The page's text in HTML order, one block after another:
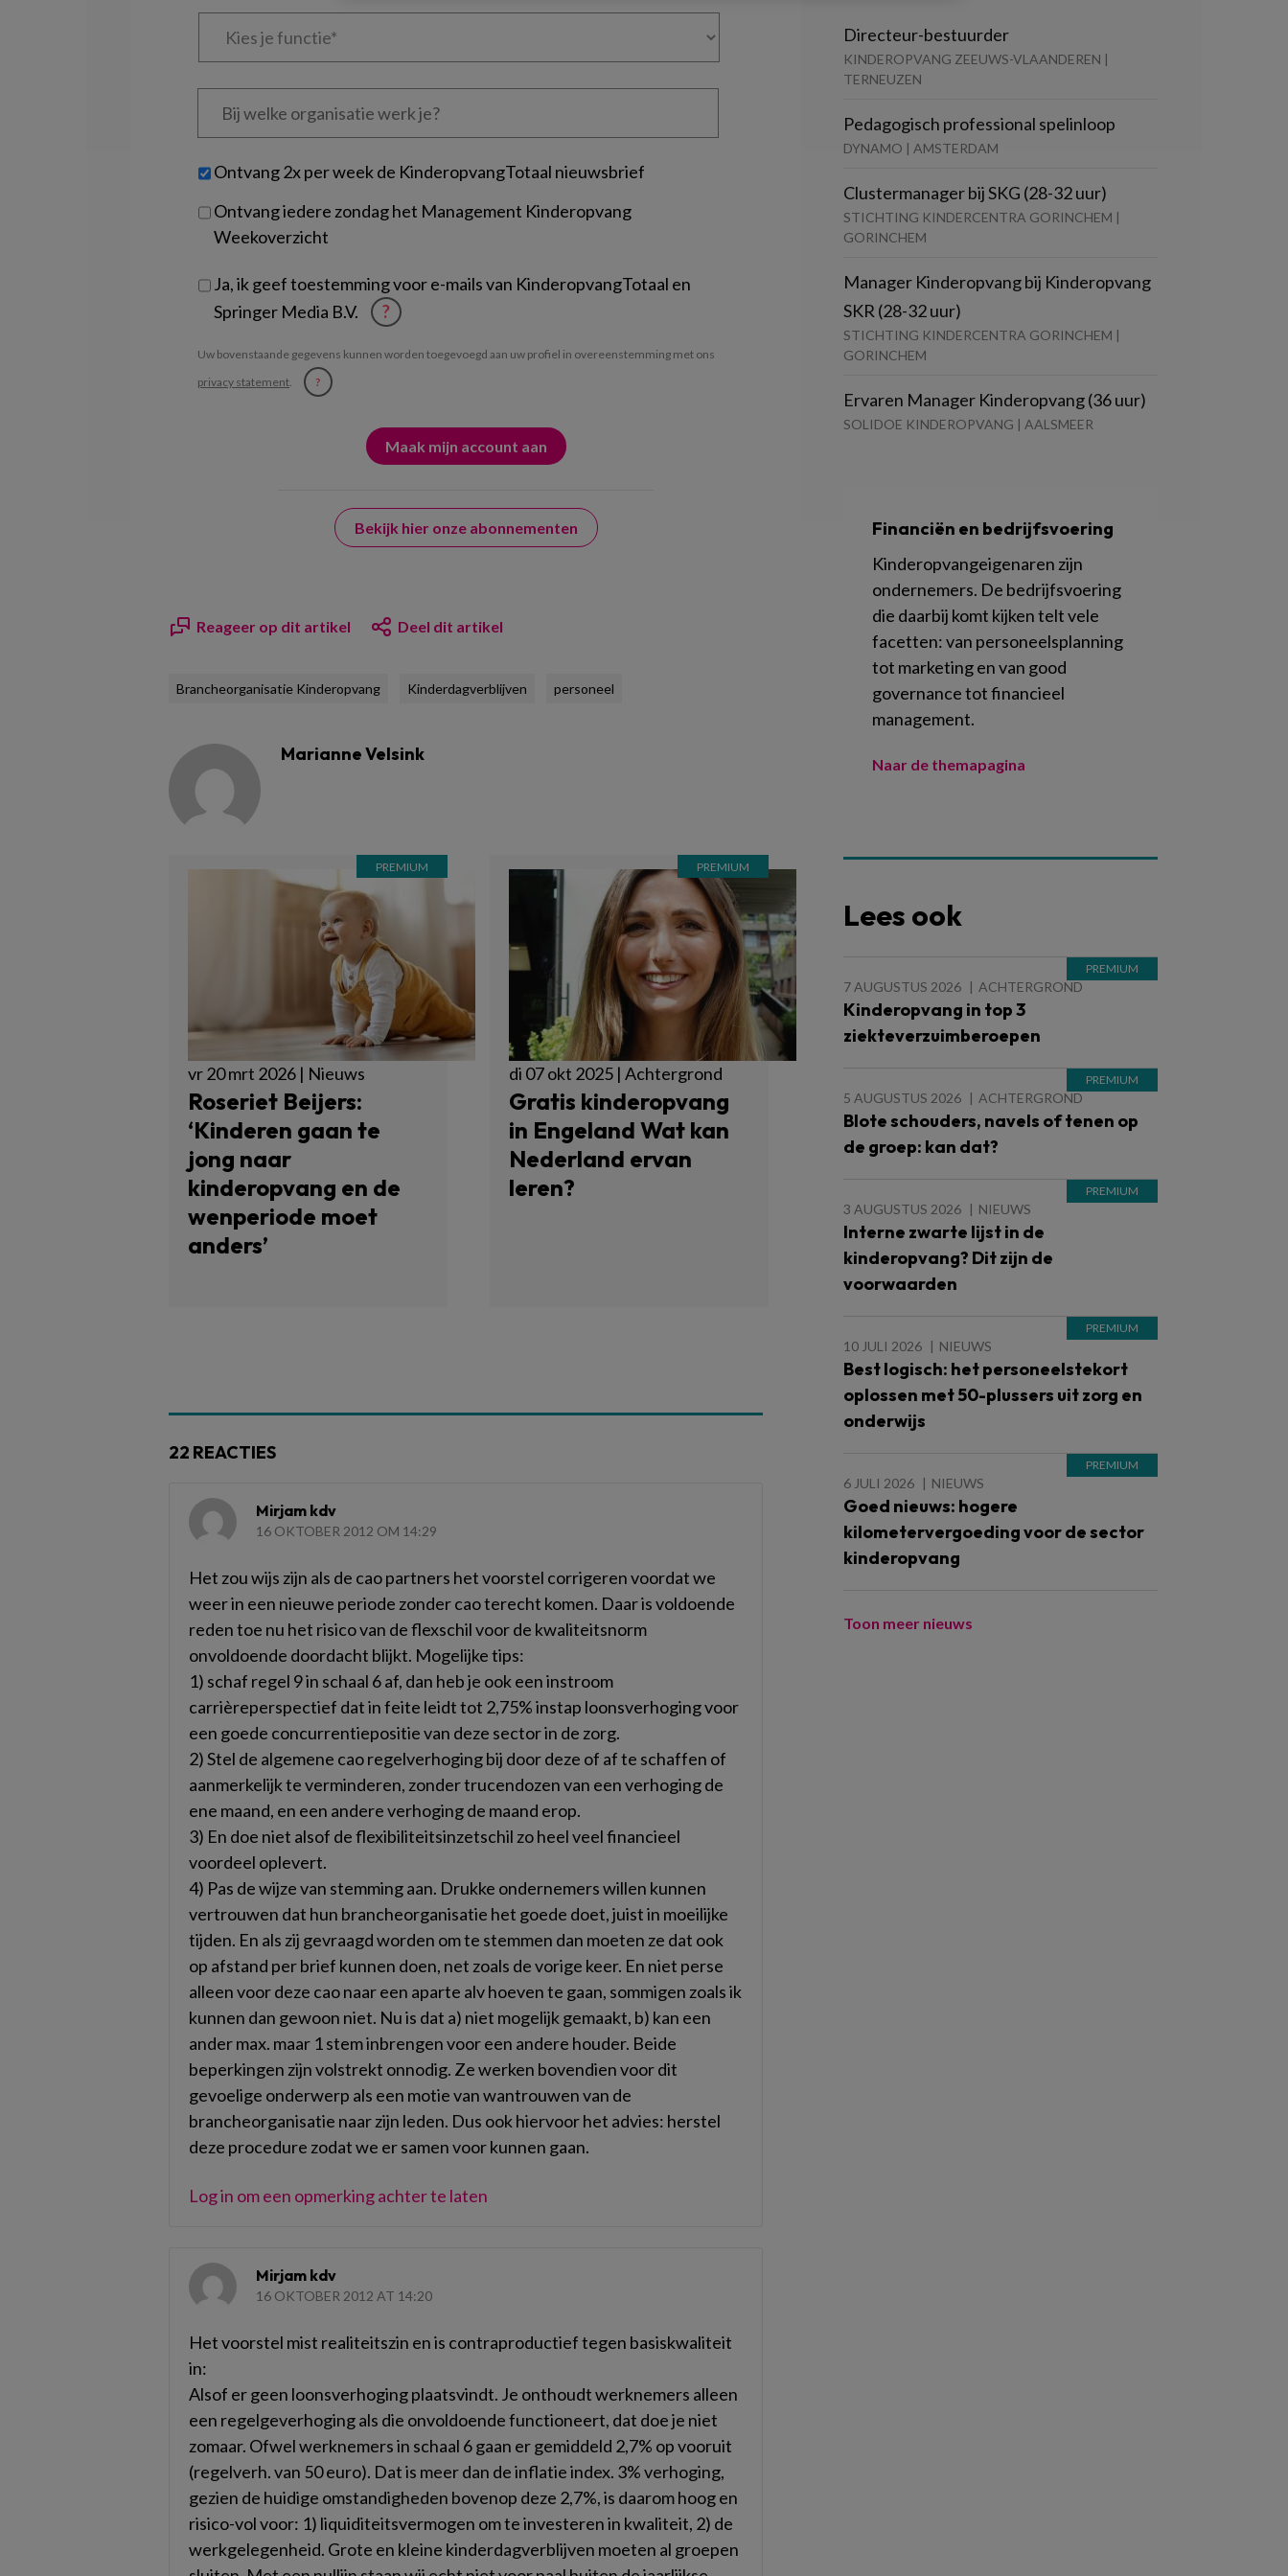
Kies
Bij
welke
je?
Untitled
Ontvang 2x per week de KinderopvangTotaal nieuwsbrief
Ontvang iedere zondag het Management Kinderopvang
Weekoverzicht
Ja, ik geef toestemming voor e-mails van KinderopvangTotaal en
Springer Media B.V.
?
Uw bovenstaande gegevens kunnen worden toegevoegd aan uw profiel in overeenstemming met ons
privacy statement. ?
Bekijk hier onze abonnementen
Reageer op dit artikel Deel dit artikel
Brancheorganisatie Kinderopvang Kinderdagverblijven personeel
Marianne Velsink
vr 20 mrt 2026 | Nieuws
Roseriet Beijers:
‘Kinderen gaan te
jong naar
kinderopvang en de
wenperiode moet
anders’
di 07 okt 2025 | Achtergrond
Gratis kinderopvang
in Engeland Wat kan
Nederland ervan
leren?
22 REACTIES
Mirjam kdv
16 OKTOBER 2012 OM 14:29
Het zou wijs zijn als de cao partners het voorstel corrigeren voordat we
weer in een nieuwe periode zonder cao terecht komen. Daar is voldoende
reden toe nu het risico van de flexschil voor de kwaliteitsnorm
onvoldoende doordacht blijkt. Mogelijke tips:
1) schaf regel 9 in schaal 6 af, dan heb je ook een instroom
carrièreperspectief dat in feite leidt tot 2,75% instap loonsverhoging voor
een goede concurrentiepositie van deze sector in de zorg.
2) Stel de algemene cao regelverhoging bij door deze of af te schaffen of
aanmerkelijk te verminderen, zonder trucendozen van een verhoging de
ene maand, en een andere verhoging de maand erop.
3) En doe niet alsof de flexibiliteitsinzetschil zo heel veel financieel
voordeel oplevert.
4) Pas de wijze van stemming aan. Drukke ondernemers willen kunnen
vertrouwen dat hun brancheorganisatie het goede doet, juist in moeilijke
tijden. En als zij gevraagd worden om te stemmen dan moeten ze dat ook
op afstand per brief kunnen doen, net zoals de vorige keer. En niet perse
alleen voor deze cao naar een aparte alv hoeven te gaan, sommigen zoals ik
kunnen dan gewoon niet. Nu is dat a) niet mogelijk gemaakt, b) kan een
ander max. maar 1 stem inbrengen voor een andere houder. Beide
beperkingen zijn volstrekt onnodig. Ze werken bovendien voor dit
gevoelige onderwerp als een motie van wantrouwen van de
brancheorganisatie naar zijn leden. Dus ook hiervoor het advies: herstel
deze procedure zodat we er samen voor kunnen gaan.
Log in om een opmerking achter te laten
Mirjam kdv
16 OKTOBER 2012 AT 14:20
Het voorstel mist realiteitszin en is contraproductief tegen basiskwaliteit
in:
Alsof er geen loonsverhoging plaatsvindt. Je onthoudt werknemers alleen
een regelgeverhoging als die onvoldoende functioneert, dat doe je niet
zomaar. Ofwel werknemers in schaal 6 gaan er gemiddeld 2,7% op vooruit
(regelverh. van 50 euro). Dat is meer dan de inflatie index. 3% verhoging,
gezien de huidige omstandigheden bovenop deze 2,7%, is daarom hoog en
risico-vol voor: 1) liquiditeitsvermogen om te investeren in kwaliteit, 2) de
werkgelegenheid. Grote en kleine kinderdagverblijven moeten al groepen
Directeur-bestuurder
KINDEROPVANG ZEEUWS-VLAANDEREN |
TERNEUZEN
Pedagogisch professional spelinloop
DYNAMO | AMSTERDAM
Clustermanager bij SKG (28-32 uur)
STICHTING KINDERCENTRA GORINCHEM |
GORINCHEM
Manager Kinderopvang bij Kinderopvang
SKR (28-32 uur)
STICHTING KINDERCENTRA GORINCHEM |
GORINCHEM
Ervaren Manager Kinderopvang (36 uur)
SOLIDOE KINDEROPVANG | AALSMEER
Financiën en bedrijfsvoering
Kinderopvangeigenaren zijn
ondernemers. De bedrijfsvoering
die daarbij komt kijken telt vele
facetten: van personeelsplanning
tot marketing en van good
governance tot financieel
management.
Naar de themapagina
Lees ook
7 AUGUSTUS 2026 ACHTERGROND
Kinderopvang in top 3
ziekteverzuimberoepen
5 AUGUSTUS 2026 ACHTERGROND
Blote schouders, navels of tenen op
de groep: kan dat?
3 AUGUSTUS 2026 NIEUWS
Interne zwarte lijst in de
kinderopvang? Dit zijn de
voorwaarden
10 JULI 2026 NIEUWS
Best logisch: het personeelstekort
oplossen met 50-plussers uit zorg en
onderwijs
6 JULI 2026 NIEUWS
Goed nieuws: hogere
kilometervergoeding voor de sector
kinderopvang
Toon meer nieuws